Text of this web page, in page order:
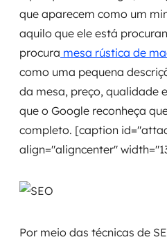
que aparecem como um
aquilo que ele está
procura mesa rústica de
como uma pequena
da mesa, preço, qualidade
que o Google reconheça
completo. [caption
align="aligncenter"
Por meio das técnicas de